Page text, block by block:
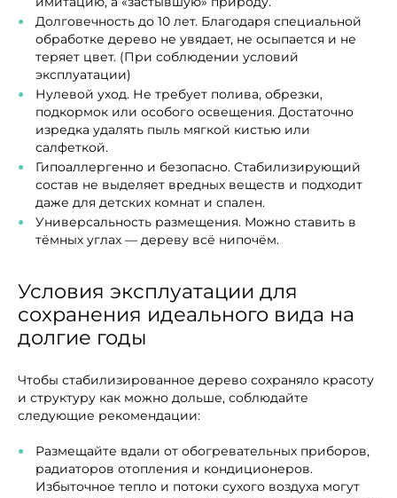
Долговечность до 10 лет. Благодаря специальной
обработке дерево не увядает, не осыпается и не
теряет цвет. (При соблюдении условий
эксплуатации)
Нулевой уход. Не требует полива, обрезки,
подкормок или особого освещения. Достаточно
изредка удалять пыль мягкой кистью или
салфеткой.
Гипоаллергенно и безопасно. Стабилизирующий
состав не выделяет вредных веществ и подходит
даже для детских комнат и спален.
Универсальность размещения. Можно ставить в
тёмных углах — дереву всё нипочём.
Условия эксплуатации для
сохранения идеального вида на
долгие годы
Чтобы стабилизированное дерево сохраняло красоту
и структуру как можно дольше, соблюдайте
следующие рекомендации:
Размещайте вдали от обогревательных приборов,
радиаторов отопления и кондиционеров.
Избыточное тепло и потоки сухого воздуха могут